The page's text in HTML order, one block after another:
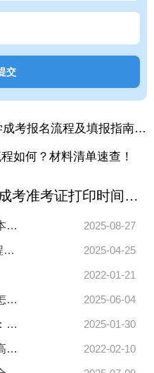
报名流程及填报指南速看！
如何？材料清单速查！
“2025年华中师范大学成考准考证打印时间及入口怎么查？”相关推荐
2025年华中师范大学成考专升本学历认证流程全解析 2025-08-27
华中师范大学成人高考报名流程详解 好通过吗？ 2025-04-25
2022-01-21
2025年华中师范大学成考报名怎么报？条件流程一览 2025-06-04
2025湖北成考科目挑战大揭秘：前辈心得分享攻略！ 2025-01-30
2022级中南财经政法大学成人高考新生报名时间 2022-02-10